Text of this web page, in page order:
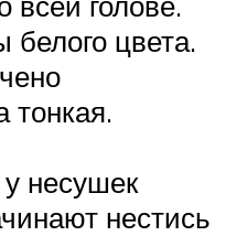
цвета.
тонкая.
несушек
нестись